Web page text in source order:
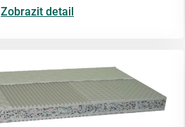
Zobrazit detail